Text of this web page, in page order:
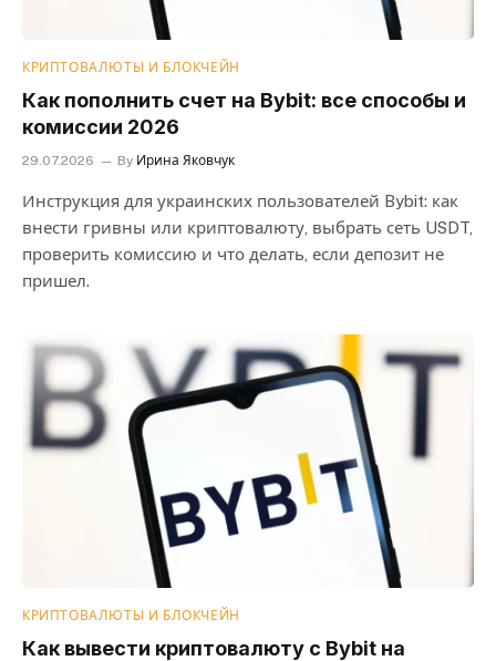
КРИПТОВАЛЮТЫ И БЛОКЧЕЙН
Как пополнить счет на Bybit: все способы и
комиссии 2026
29.07.2026 By Ирина Яковчук
Инструкция для украинских пользователей Bybit: как
внести гривны или криптовалюту, выбрать сеть USDT,
проверить комиссию и что делать, если депозит не
пришел.
КРИПТОВАЛЮТЫ И БЛОКЧЕЙН
Как вывести криптовалюту с Bybit на